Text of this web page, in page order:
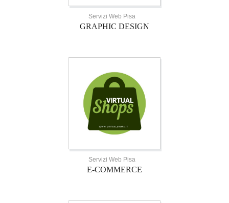
Servizi Web Pisa
GRAPHIC DESIGN
Servizi Web Pisa
E-COMMERCE